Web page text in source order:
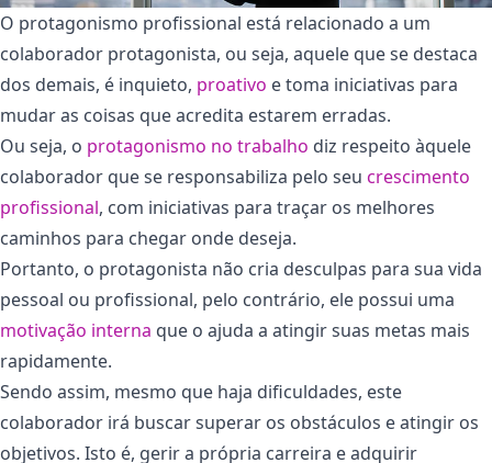
O protagonismo profissional está relacionado a um
colaborador protagonista, ou seja, aquele que se destaca
dos demais, é inquieto, proativo e toma iniciativas para
mudar as coisas que acredita estarem erradas.
Ou seja, o protagonismo no trabalho diz respeito àquele
colaborador que se responsabiliza pelo seu crescimento
profissional, com iniciativas para traçar os melhores
caminhos para chegar onde deseja.
Portanto, o protagonista não cria desculpas para sua vida
pessoal ou profissional, pelo contrário, ele possui uma
motivação interna que o ajuda a atingir suas metas mais
rapidamente.
Sendo assim, mesmo que haja dificuldades, este
colaborador irá buscar superar os obstáculos e atingir os
objetivos. Isto é, gerir a própria carreira e adquirir